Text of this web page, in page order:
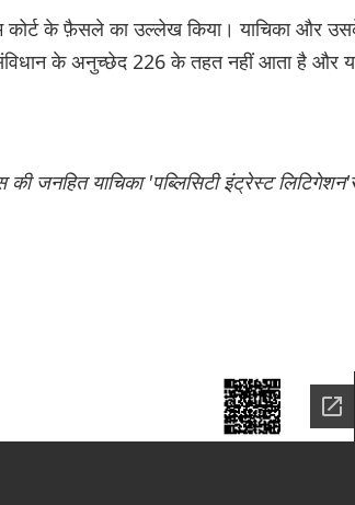
कोर्ट के फ़ैसले का उल्लेख किया। याचिका और
संविधान के अनुच्छेद 226 के तहत नहीं आता है और
की जनहित याचिका 'पब्लिसिटी इंट्रेस्ट